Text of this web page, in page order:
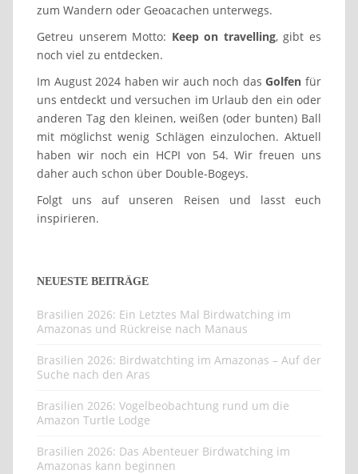
zum Wandern oder Geoacachen unterwegs.
Getreu unserem Motto: Keep on travelling, gibt es
noch viel zu entdecken.
Im August 2024 haben wir auch noch dasGolfen für
uns entdeckt und versuchen im Urlaub den ein oder
anderen Tag den kleinen, weißen (oder bunten) Ball
mit möglichst wenig Schlägen einzulochen. Aktuell
haben wir noch ein HCPI von 54. Wir freuen uns
daher auch schon über Double-Bogeys.
Folgt uns auf unseren Reisen und lasst euch
inspirieren.
NEUESTE BEITRÄGE
Brasilien 2026: Ein Letztes Mal Birdwatching im
Amazonas und Rückreise nach Manaus
Brasilien 2026: Birdwatchting im Amazonas – Auf der
Suche nach den Aras
Brasilien 2026: Vogelbeobachtung rund um die
Amazon Turtle Lodge
Brasilien 2026: Das Abenteuer Birdwatching im
Amazonas kann beginnen